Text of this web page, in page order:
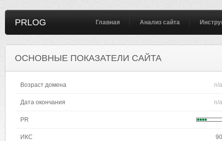
PRLOG Главная Анализ сайта
ОСНОВНЫЕ ПОКАЗАТЕЛИ САЙТА
Возраст домена n/a
Дата окончания n/a
PR
ИКС 90